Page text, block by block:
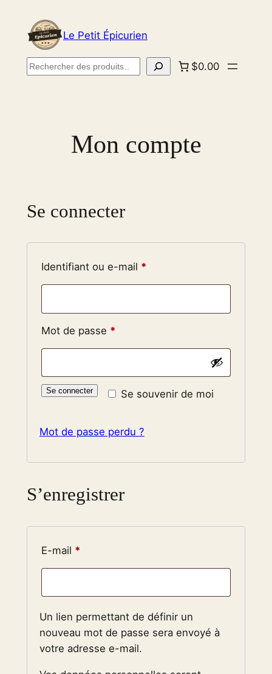
contenu
Le Petit Épicurien
Rechercher $0.00
Mon compte
Se connecter
Identifiant ou e-mail *Obligatoire
Mot de passe *Obligatoire
Se souvenir de moi
Se connecter
Mot de passe perdu ?
S’enregistrer
E-mail *Obligatoire
Un lien permettant de définir un
nouveau mot de passe sera envoyé à
votre adresse e-mail.